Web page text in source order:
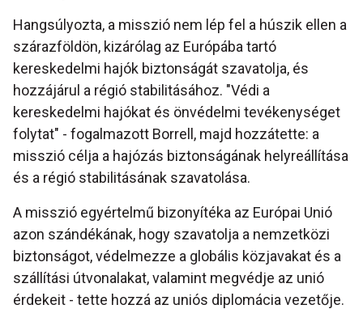
Hangsúlyozta, a misszió nem lép fel a húszik ellen a
szárazföldön, kizárólag az Európába tartó
kereskedelmi hajók biztonságát szavatolja, és
hozzájárul a régió stabilitásához. "Védi a
kereskedelmi hajókat és önvédelmi tevékenységet
folytat" - fogalmazott Borrell, majd hozzátette: a
misszió célja a hajózás biztonságának helyreállítása
és a régió stabilitásának szavatolása.
A misszió egyértelmű bizonyítéka az Európai Unió
azon szándékának, hogy szavatolja a nemzetközi
biztonságot, védelmezze a globális közjavakat és a
szállítási útvonalakat, valamint megvédje az unió
érdekeit - tette hozzá az uniós diplomácia vezetője.